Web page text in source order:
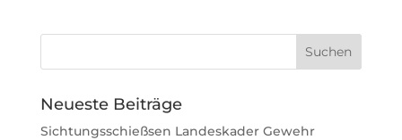
Neueste Beiträge
Sichtungsschießsen Landeskader Gewehr